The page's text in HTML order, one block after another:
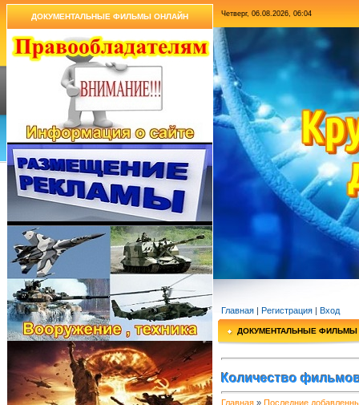
ДОКУМЕНТАЛЬНЫЕ ФИЛЬМЫ ОНЛАЙН Четверг, 06.08.2026, 06:04
Главная | Регистрация | Вход
ДОКУМЕНТАЛЬНЫЕ ФИЛЬМЫ
Количество
Главная » Последние